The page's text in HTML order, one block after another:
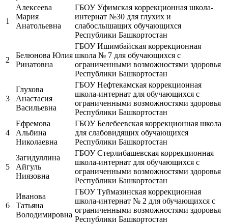
1
Алексеева
Мария
Анатольевна
ГБОУ Уфимская коррекционная школа-
интернат №30 для глухих и
слабослышащих обучающихся
Республики Башкортостан
2
Белюнова Юлия
Ринатовна
ГБОУ Ишимбайская коррекционная
школа № 7 для обучающихся с
ограниченными возможностями здоровья
Республики Башкортостан
3
Глухова
Анастасия
Васильевна
ГБОУ Нефтекамская коррекционная
школа-интернат для обучающихся с
ограниченными возможностями здоровья
Республики Башкортостан
4
Ефремова
Альбина
Николаевна
ГБОУ Белебеевская коррекционная школа
для слабовидящих обучающихся
Республики Башкортостан
5
Загидуллина
Айгуль
Ниязовна
ГБОУ Стерлибашевская коррекционная
школа-интернат для обучающихся с
ограниченными возможностями здоровья
Республики Башкортостан
6
Иванова
Татьяна
Володимировна
ГБОУ Туймазинская коррекционная
школа-интернат № 2 для обучающихся с
ограниченными возможностями здоровья
Республики Башкортостан